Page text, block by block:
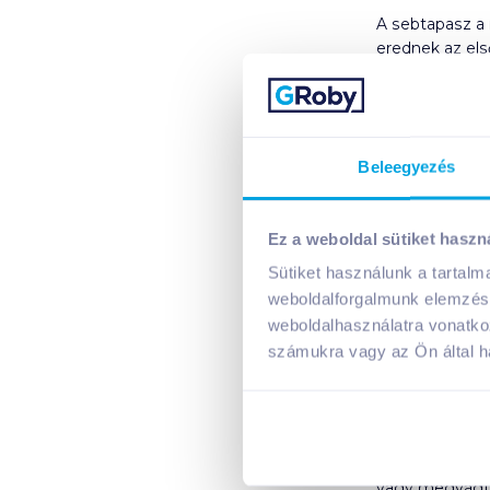
Beleegyezés
Ez a weboldal sütiket
Sütiket használunk a
weboldalforgalmunk
weboldalhasználatra
számukra vagy az Ön által
A sebtapasz
erednek az
kiemelt
ez a szín
és bor
A görögök
reneszánsz
A profi
fertőtlenítése
sterilizálás,
A kötszerek
közül
nevéhez
A legelső
Az anekdota